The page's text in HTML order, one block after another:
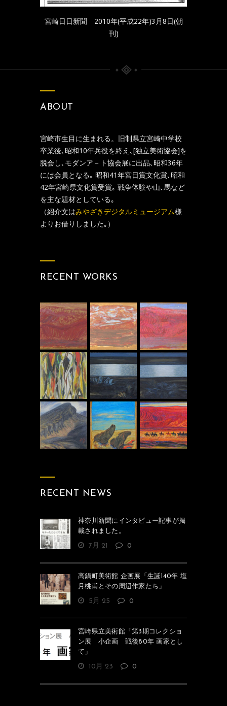
宮崎日日新聞 2010年(平成22年)3月8日(朝
刊)
ABOUT
宮崎市生目に生まれる。旧制県立宮崎中学校
卒業後､昭和10年兵役を終え､[独立美術協会]を
脱会し､モダンア－ト協会展に出品､昭和36年
には会員となる｡ 昭和41年宮日賞文化賞､昭和
42年宮崎県文化賞受賞｡ 戦争体験や山､馬など
を主な題材としている｡
（紹介文はみやざきデジタルミュージアム様
よりお借りしました｡）
RECENT WORKS
RECENT NEWS
神奈川新聞にインタビュー記事が掲
載されました。
7月 21 0
高鍋町美術館 企画展「生誕140年 塩
月桃甫とその周辺作家たち」
5月 25 0
宮崎県立美術館「第3期コレクショ
ン展 小企画 戦後80年 画家とし
て」
10月 23 0